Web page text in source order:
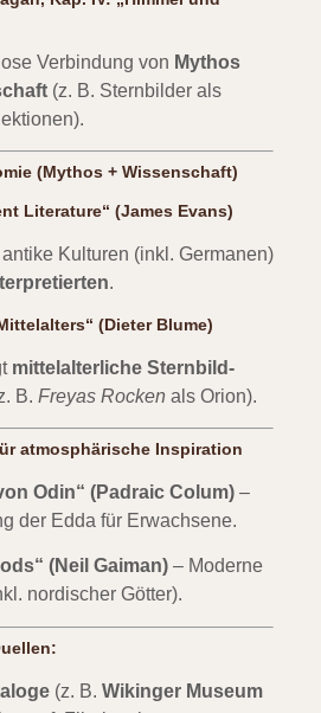
Verbindung von Mythos
(z. B. Sternbilder als
(Mythos + Wissenschaft)
Literature“ (James Evans)
Kulturen (inkl. Germanen)
.
(Dieter Blume)
mittelalterliche Sternbild-
B. Freyas Rocken als Orion).
atmosphärische Inspiration
Odin“ (Padraic Colum) –
der Edda für Erwachsene.
(Neil Gaiman) – Moderne
nordischer Götter).
(z. B. Wikinger Museum